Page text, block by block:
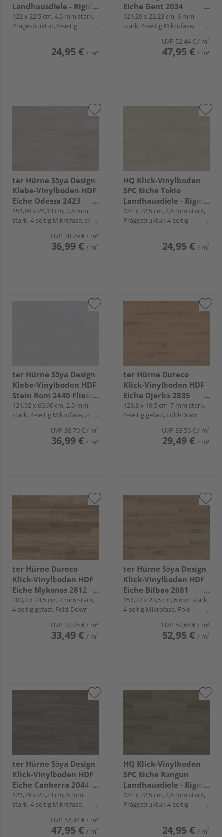
Landhausdiele - Rigid-
LVT
122 x 22,5 cm, 4,5 mm stark,
Prägestruktur, 4-seitig
24,95 € / m²
Eiche Gent 2034
Landhausdiele - WOOD
EDITION
121,29 x 22,23 cm, 6 mm
stark, 4-seitig Mikrofase,
UVP 52,44 € / m²
47,95 € / m²
ter Hürne Sōya Design
Klebe-Vinylboden HDF
Eiche Odessa 2423
Landhausdiele - WOOD
EDITION
151,69 x 24,13 cm, 2,5 mm
stark, 4-seitig Mikrofase, zum
UVP 38,79 €/ m²
36,99 € / m²
HQ Klick-Vinylboden
SPC Eiche Tokio
Landhausdiele - Rigid-
LVT
122 x 22,5 cm, 4,5 mm stark,
Prägestruktur, 4-seitig
24,95 € / m²
ter Hürne Sōya Design
Klebe-Vinylboden HDF
Stein Rom 2440 Fliese -
STONE EDITION
121,92 x 60,96 cm, 2,5 mm
stark, 4-seitig Mikrofase, zum
UVP 38,79 €/ m²
36,99 € / m²
ter Hürne Dureco
Klick-Vinylboden HDF
Eiche Djerba 2835
Landhausdiele -
CLASSIC COLLECTION
128,8 x 19,5 cm, 7 mm stark,
4-seitig gefast, Fold-Down
UVP 33,56 €/ m²
29,49 € / m²
ter Hürne Dureco
Klick-Vinylboden HDF
Eiche Mykonos 2812
Landhausdiele - Grand
Line
200,3 x 24,5 cm, 7 mm stark,
4-seitig gefast, Fold-Down
UVP 37,75 €/ m²
33,49 € / m²
ter Hürne Sōya Design
Klick-Vinylboden HDF
Eiche Bilbao 2081
Landhausdiele - WOOD
EDITION
151,77 x 23,5 cm, 6 mm stark,
4-seitig Mikrofase, Fold-
UVP 57,68 €/ m²
52,95 € / m²
ter Hürne Sōya Design
Klick-Vinylboden HDF
Eiche Canberra 2044
Landhausdiele - WOOD
EDITION
121,29 x 22,23 cm, 6 mm
stark, 4-seitig Mikrofase,
UVP 52,44 € / m²
47,95 € / m²
HQ Klick-Vinylboden
SPC Eiche Rangun
Landhausdiele - Rigid-
LVT
122 x 22,5 cm, 4,5 mm stark,
Prägestruktur, 4-seitig
24,95 € / m²